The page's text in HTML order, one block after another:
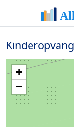
Kinderopvang
+
−